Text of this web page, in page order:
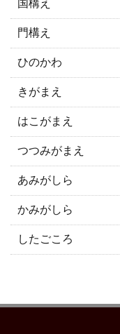
国構え
門構え
ひのかわ
きがまえ
はこがまえ
つつみがまえ
あみがしら
かみがしら
したごころ